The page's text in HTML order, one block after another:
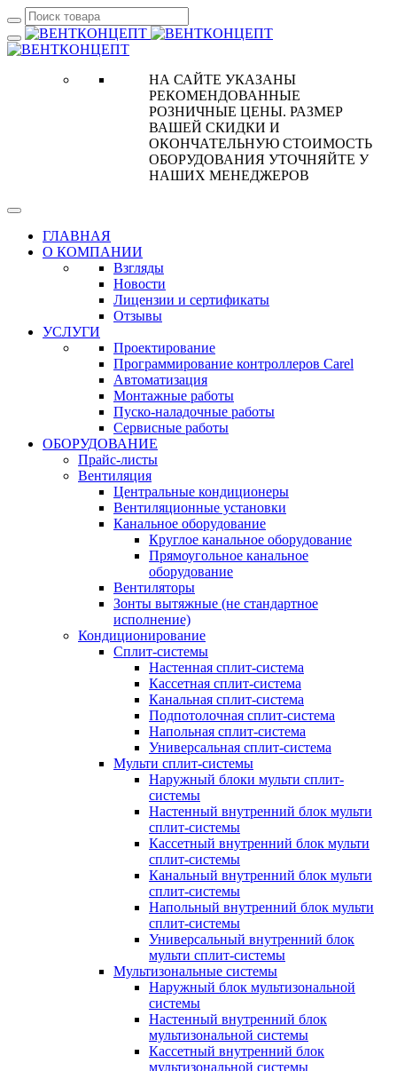
НА САЙТЕ УКАЗАНЫ
РЕКОМЕНДОВАННЫЕ
РОЗНИЧНЫЕ ЦЕНЫ. РАЗМЕР
ВАШЕЙ СКИДКИ И
ОКОНЧАТЕЛЬНУЮ СТОИМОСТЬ
ОБОРУДОВАНИЯ УТОЧНЯЙТЕ У
НАШИХ МЕНЕДЖЕРОВ
ГЛАВНАЯ
О КОМПАНИИ
Взгляды
Новости
Лицензии и сертификаты
Отзывы
УСЛУГИ
Проектирование
Программирование контроллеров Carel
Автоматизация
Монтажные работы
Пуско-наладочные работы
Сервисные работы
ОБОРУДОВАНИЕ
Прайс-листы
Вентиляция
Центральные кондиционеры
Вентиляционные установки
Канальное оборудование
Круглое канальное оборудование
Прямоугольное канальное
оборудование
Вентиляторы
Зонты вытяжные (не стандартное
исполнение)
Кондиционирование
Сплит-системы
Настенная сплит-система
Кассетная сплит-система
Канальная сплит-система
Подпотолочная сплит-система
Напольная сплит-система
Универсальная сплит-система
Мульти сплит-системы
Наружный блоки мульти сплит-
системы
Настенный внутренний блок мульти
сплит-системы
Кассетный внутренний блок мульти
сплит-системы
Канальный внутренний блок мульти
сплит-системы
Напольный внутренний блок мульти
сплит-системы
Универсальный внутренний блок
мульти сплит-системы
Мультизональные системы
Наружный блок мультизональной
системы
Настенный внутренний блок
мультизональной системы
Кассетный внутренний блок
мультизональной системы